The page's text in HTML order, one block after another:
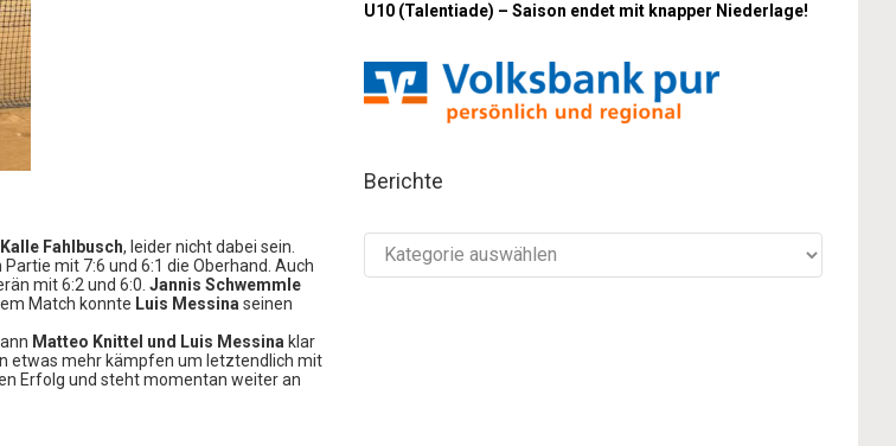
Kalle Fahlbusch, leider nicht dabei sein.
mit 7:6 und 6:1 die Oberhand. Auch
mit 6:2 und 6:0. Jannis Schwemmle
Match konnte Luis Messina seinen
Matteo Knittel und Luis Messina klar
etwas mehr kämpfen um letztendlich mit
Erfolg und steht momentan weiter an
U10 (Talentiade) – Saison endet mit knapper Niederlage!
Berichte
Berichte